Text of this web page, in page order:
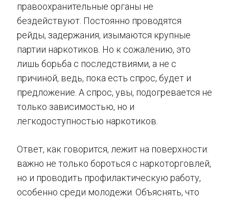
правоохранительные органы не
бездействуют. Постоянно проводятся
рейды, задержания, изымаются крупные
партии наркотиков. Но к сожалению, это
лишь борьба с последствиями, а не с
причиной, ведь, пока есть спрос, будет и
предложение. А спрос, увы, подогревается не
только зависимостью, но и
легкодоступностью наркотиков.
Ответ, как говорится, лежит на поверхности:
важно не только бороться с наркоторговлей,
но и проводить профилактическую работу,
особенно среди молодежи. Объяснять, что